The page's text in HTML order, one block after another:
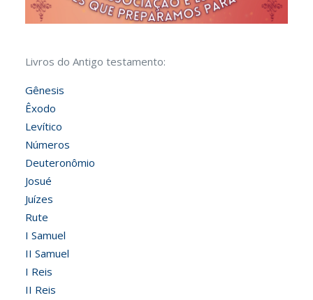
Livros do Antigo testamento:
Gênesis
Êxodo
Levítico
Números
Deuteronômio
Josué
Juízes
Rute
I Samuel
II Samuel
I Reis
II Reis